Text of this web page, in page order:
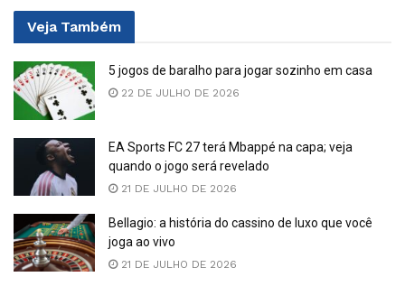
Veja Também
5 jogos de baralho para jogar sozinho em casa
22 DE JULHO DE 2026
EA Sports FC 27 terá Mbappé na capa; veja
quando o jogo será revelado
21 DE JULHO DE 2026
Bellagio: a história do cassino de luxo que você
joga ao vivo
21 DE JULHO DE 2026